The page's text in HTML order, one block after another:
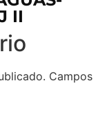
II
Campos